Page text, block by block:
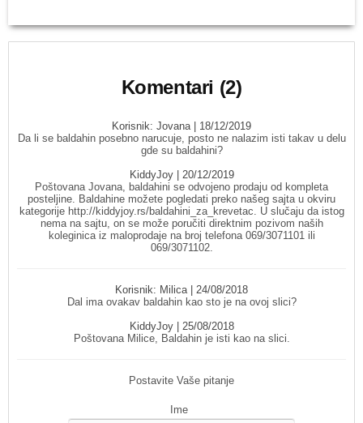
Komentari (2)
Korisnik: Jovana| 18/12/2019
Da li se baldahin posebno narucuje, posto ne nalazim isti takav u delu
gde su baldahini?
KiddyJoy
| 20/12/2019
Poštovana Jovana, baldahini se odvojeno prodaju od kompleta
posteljine. Baldahine možete pogledati preko našeg sajta u okviru
kategorije http://kiddyjoy.rs/baldahini_za_krevetac. U slučaju da istog
nema na sajtu, on se može poručiti direktnim pozivom naših
koleginica iz maloprodaje na broj telefona 069/3071101 ili
069/3071102.
Korisnik: Milica| 24/08/2018
Dal ima ovakav baldahin kao sto je na ovoj slici?
KiddyJoy
| 25/08/2018
Poštovana Milice, Baldahin je isti kao na slici.
Postavite Vaše pitanje
Ime